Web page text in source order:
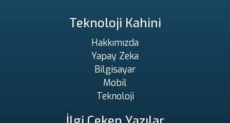
Teknoloji Kahini
Hakkımızda
Yapay Zeka
Bilgisayar
Mobil
Teknoloji